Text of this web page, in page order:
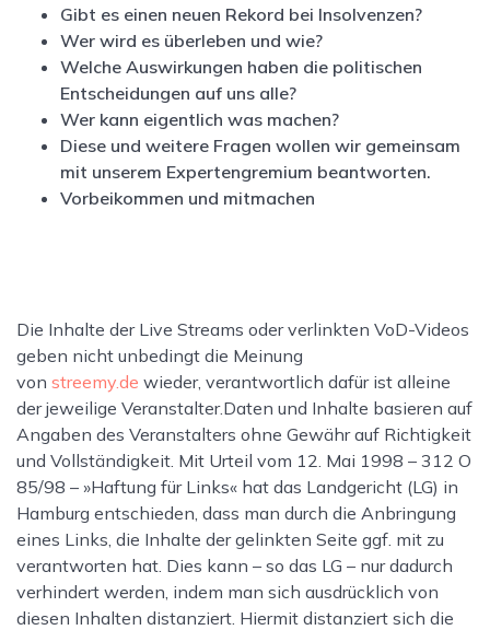
Gibt es einen neuen Rekord bei Insolvenzen?
Wer wird es überleben und wie?
Welche Auswirkungen haben die politischen
Entscheidungen auf uns alle?
Wer kann eigentlich was machen?
Diese und weitere Fragen wollen wir gemeinsam
mit unserem Expertengremium beantworten.
Vorbeikommen und mitmachen
Die Inhalte der Live Streams oder verlinkten VoD-Videos
geben nicht unbedingt die Meinung
von streemy.de wieder, verantwortlich dafür ist alleine
der jeweilige Veranstalter.Daten und Inhalte basieren auf
Angaben des Veranstalters ohne Gewähr auf Richtigkeit
und Vollständigkeit. Mit Urteil vom 12. Mai 1998 – 312 O
85/98 – »Haftung für Links« hat das Landgericht (LG) in
Hamburg entschieden, dass man durch die Anbringung
eines Links, die Inhalte der gelinkten Seite ggf. mit zu
verantworten hat. Dies kann – so das LG – nur dadurch
verhindert werden, indem man sich ausdrücklich von
diesen Inhalten distanziert. Hiermit distanziert sich die